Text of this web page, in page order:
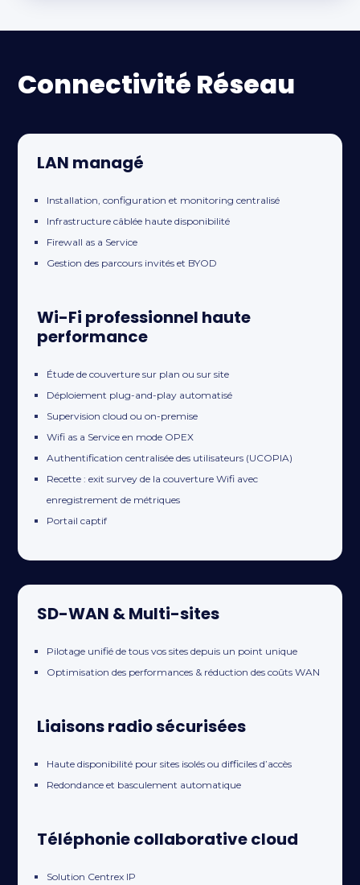
Connectivité Réseau
LAN managé
Installation, configuration et monitoring centralisé
Infrastructure câblée haute disponibilité
Firewall as a Service
Gestion des parcours invités et BYOD
Wi-Fi professionnel haute
performance
Étude de couverture sur plan ou sur site
Déploiement plug-and-play automatisé
Supervision cloud ou on-premise
Wifi as a Service en mode OPEX
Authentification centralisée des utilisateurs (UCOPIA)
Recette : exit survey de la couverture Wifi avec
enregistrement de métriques
Portail captif
SD-WAN & Multi-sites
Pilotage unifié de tous vos sites depuis un point unique
Optimisation des performances & réduction des coûts WAN
Liaisons radio sécurisées
Haute disponibilité pour sites isolés ou difficiles d’accès
Redondance et basculement automatique
Téléphonie collaborative cloud
Solution Centrex IP